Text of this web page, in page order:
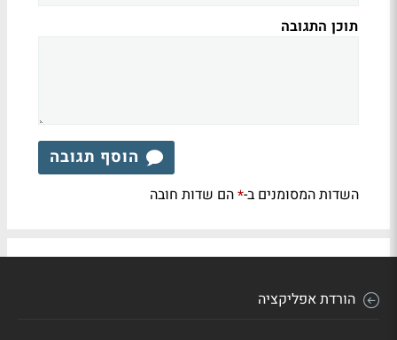
תוכן התגובה
הוסף תגובה
השדות המסומנים ב-*הם שדות חובה
הורדת אפליקציה